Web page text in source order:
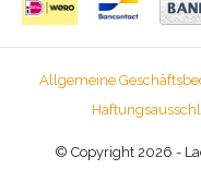
Allgemeine
© Copyright 2026 -